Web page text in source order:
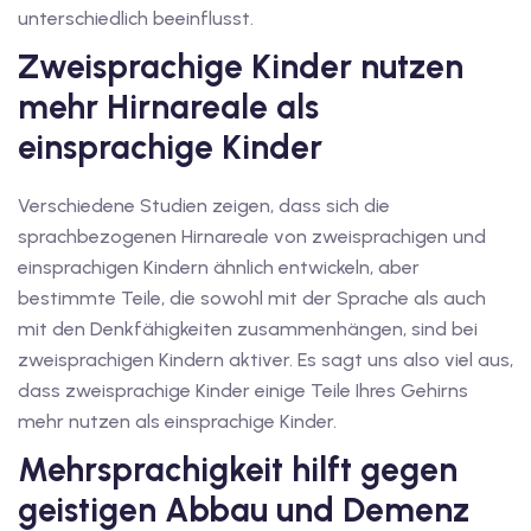
mit
mit Gutschein
mit Gutschein
mit
A2
Deutschkurse mit
mit
unterschiedlich beeinflusst.
Zweisprachige Kinder nutzen
mehr Hirnareale als
einsprachige Kinder
Verschiedene Studien zeigen, dass sich die
sprachbezogenen Hirnareale von zweisprachigen und
einsprachigen Kindern ähnlich entwickeln, aber
bestimmte Teile, die sowohl mit der Sprache als auch
mit den Denkfähigkeiten zusammenhängen, sind bei
zweisprachigen Kindern aktiver. Es sagt uns also viel aus,
dass zweisprachige Kinder einige Teile Ihres Gehirns
mehr nutzen als einsprachige Kinder.
Mehrsprachigkeit hilft gegen
geistigen Abbau und Demenz